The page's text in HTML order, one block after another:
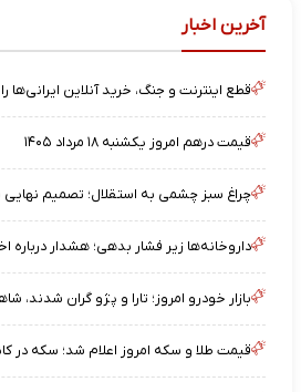
آخرین اخبار
قطع اینترنت و جنگ، خرید آنلاین ایرانی‌ها را ۸۰٪ کم کرد
قیمت درهم امروز یکشنبه ۱۸ مرداد ۱۴۰۵
چراغ سبز چشمی به استقلال؛ تصمیم نهایی
داروخانه‌ها زیر فشار بدهی؛ هشدار درباره
بازار خودرو امروز؛ تارا و پژو گران شدند،
قیمت طلا و سکه امروز اعلام شد؛ سکه در کانال ۱۸۵ میلیون